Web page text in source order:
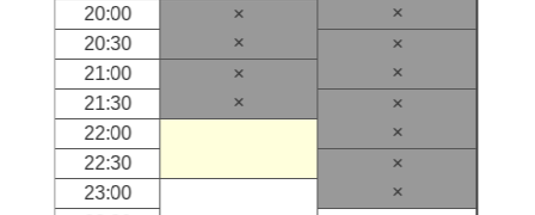
20:00
×
×
20:30
×
×
21:00
×
×
21:30
×
×
22:00
×
22:30
×
23:00
×